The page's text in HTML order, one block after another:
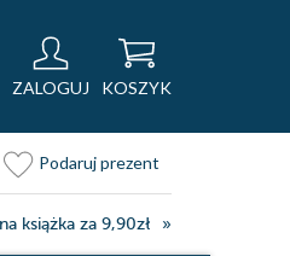
ZALOGUJ KOSZYK
Podaruj prezent
książka za 9,90zł